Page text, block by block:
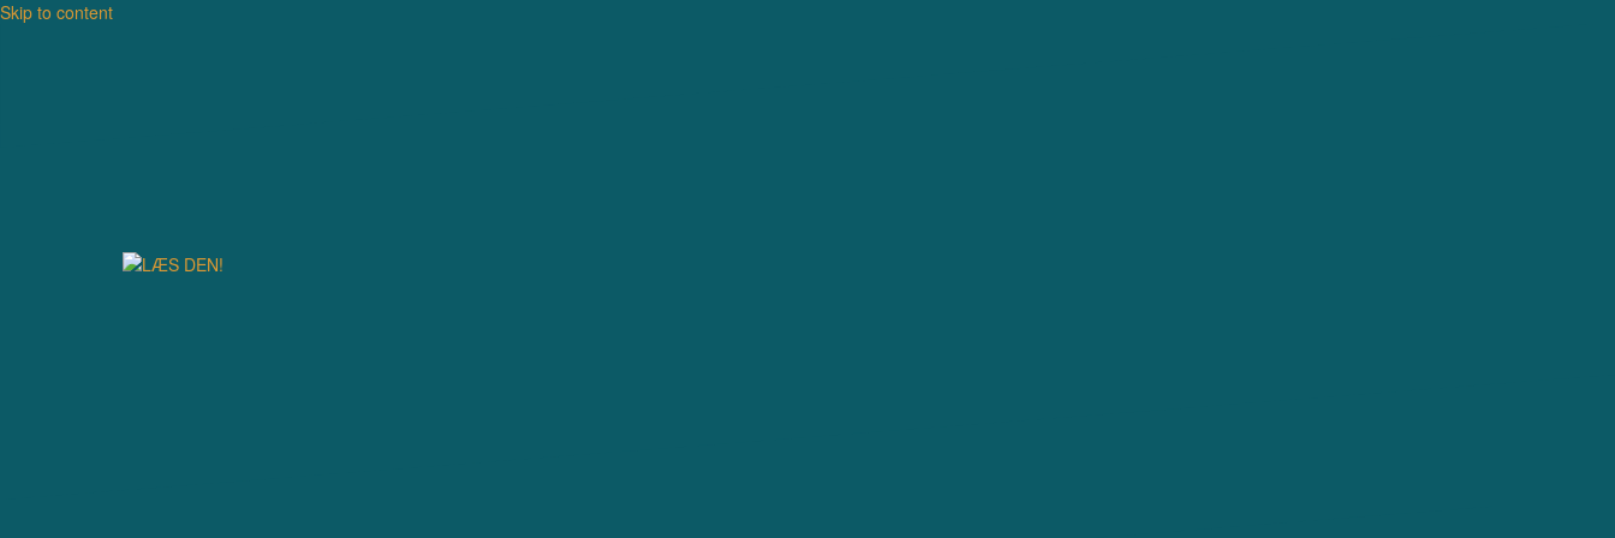
Skip to content